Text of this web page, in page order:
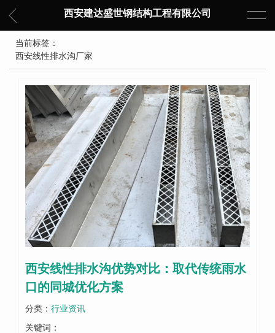
西安建达盛世钢结构工程有限公司
当前标签：
西安线性排水沟厂家
西安线性排水沟优势对比：取代传统雨水
口的同城优化方案
分类： 行业资讯
关键词：